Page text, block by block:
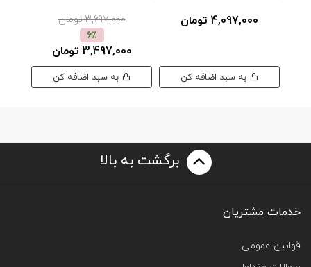
4,097,000 تومان
3,697,000 تومان
6٪
3,497,000 تومان
برگشت به بالا
خدمات مشتریان
قوانین عمومی